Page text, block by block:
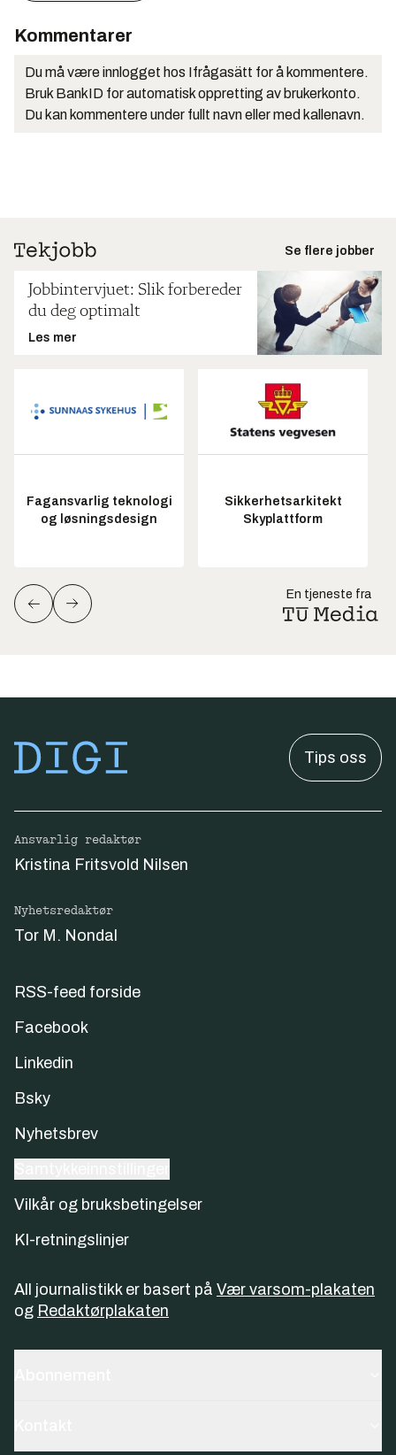
Kommentarer
Du må være innlogget hos Ifrågasätt for å kommentere.
Bruk BankID for automatisk oppretting av brukerkonto.
Du kan kommentere under fullt navn eller med kallenavn.
Se flere jobber
Jobbintervjuet: Slik forbereder
du deg optimalt
Les mer
Fagansvarlig teknologi
og løsningsdesign
Sikkerhetsarkitekt
Skyplattform
En tjeneste fra
Tips oss
Ansvarlig redaktør
Kristina Fritsvold Nilsen
Nyhetsredaktør
Tor M. Nondal
RSS-feed forside
Facebook
Linkedin
Bsky
Nyhetsbrev
Vilkår og bruksbetingelser
KI-retningslinjer
All journalistikk er basert på Vær varsom-plakaten
og Redaktørplakaten